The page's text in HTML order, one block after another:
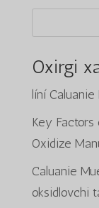
Oxirgi
líní
Key Factors
Oxidize
Caluanie
oksidlovchi